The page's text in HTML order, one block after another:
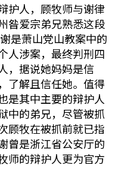
护人，顾牧师与谢律
昝爱宗弟兄熟悉这段
是萧山党山教案中的
人涉案，最终判刑四
，据说她妈妈是信
了解且信任她。值得
是其中主要的辩护人
中的弟兄，尽管被抓
顾牧在被抓前就已指
曾是浙江省公安厅的
师的辩护人更为官方